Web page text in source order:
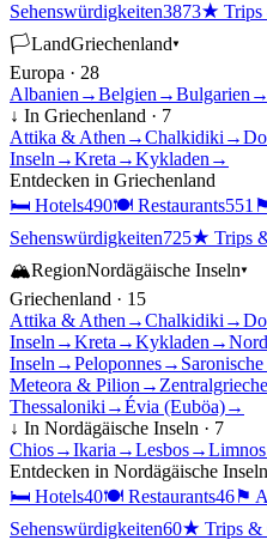
Sehenswürdigkeiten3873★ Trips
🏳LandGriechenland▾
Europa · 28
Albanien →Belgien →Bulgarien →
↓ In Griechenland · 7
Attika & Athen →Chalkidiki →
Inseln →Kreta →Kykladen →
Entdecken in Griechenland
🛏 Hotels490🍽 Restaurants551 ⚑
Sehenswürdigkeiten725★ Trips
🏔RegionNordägäische Inseln▾
Griechenland · 15
Attika & Athen →Chalkidiki →
Inseln →Kreta →Kykladen →
Inseln →Peloponnes→
Meteora & Pilion →
Thessaloniki →Évia (Euböa)→
↓ In Nordägäische Inseln · 7
Chios→Ikaria →Lesbos→Limnos
Entdecken in Nordägäische Inseln
🛏 Hotels40🍽 Restaurants46⚑
Sehenswürdigkeiten60★ Trips &